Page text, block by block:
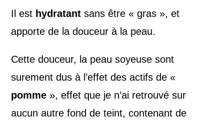
Il est hydratantsans être « gras », et
apporte de la douceur à la peau.
Cette douceur, la peau soyeuse sont
surement dus à l’effet des actifs de «
pomme », effet que je n’ai retrouvé sur
aucun autre fond de teint, contenant de